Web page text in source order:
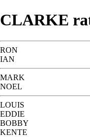
CLARKE
RON
IAN
MARK
NOEL
LOUIS
EDDIE
BOBBY
KENTE